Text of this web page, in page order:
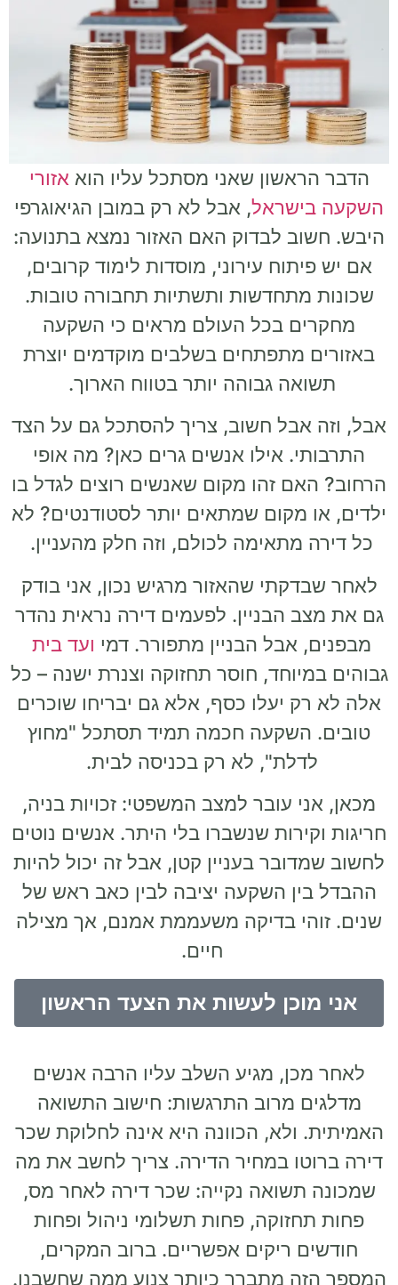
הדבר הראשון שאני מסתכל עליו הוא אזורי
השקעה בישראל, אבל לא רק במובן הגיאוגרפי
היבש. חשוב לבדוק האם האזור נמצא בתנועה:
אם יש פיתוח עירוני, מוסדות לימוד קרובים,
שכונות מתחדשות ותשתיות תחבורה טובות.
מחקרים בכל העולם מראים כי השקעה
באזורים מתפתחים בשלבים מוקדמים יוצרת
תשואה גבוהה יותר בטווח הארוך.
אבל, וזה אבל חשוב, צריך להסתכל גם על הצד
התרבותי. אילו אנשים גרים כאן? מה אופי
הרחוב? האם זהו מקום שאנשים רוצים לגדל בו
ילדים, או מקום שמתאים יותר לסטודנטים? לא
כל דירה מתאימה לכולם, וזה חלק מהעניין.
לאחר שבדקתי שהאזור מרגיש נכון, אני בודק
גם את מצב הבניין. לפעמים דירה נראית נהדר
מבפנים, אבל הבניין מתפורר. דמי ועד בית
גבוהים במיוחד, חוסר תחזוקה וצנרת ישנה – כל
אלה לא רק יעלו כסף, אלא גם יבריחו שוכרים
טובים. השקעה חכמה תמיד תסתכל "מחוץ
לדלת", לא רק בכניסה לבית.
מכאן, אני עובר למצב המשפטי: זכויות בניה,
חריגות וקירות שנשברו בלי היתר. אנשים נוטים
לחשוב שמדובר בעניין קטן, אבל זה יכול להיות
ההבדל בין השקעה יציבה לבין כאב ראש של
שנים. זוהי בדיקה משעממת אמנם, אך מצילה
חיים.
אני מוכן לעשות את הצעד הראשון
לאחר מכן, מגיע השלב עליו הרבה אנשים
מדלגים מרוב התרגשות: חישוב התשואה
האמיתית. ולא, הכוונה היא אינה לחלוקת שכר
דירה ברוטו במחיר הדירה. צריך לחשב את מה
שמכונה תשואה נקייה: שכר דירה לאחר מס,
פחות תחזוקה, פחות תשלומי ניהול ופחות
חודשים ריקים אפשריים. ברוב המקרים,
המספר הזה מתברר כיותר צנוע ממה שחשבנו.